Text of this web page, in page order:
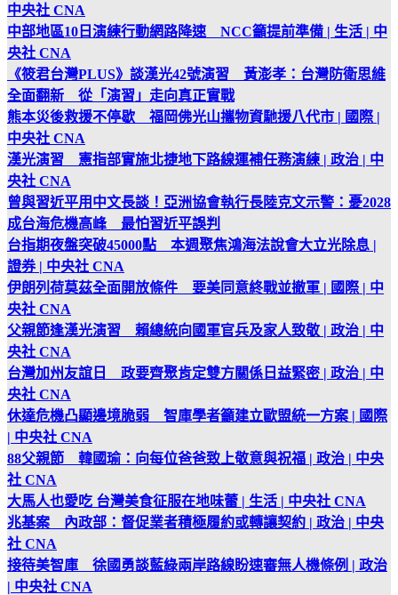
中央社 CNA
中部地區10日演練行動網路降速 NCC籲提前準備 | 生活 | 中
央社 CNA
《筱君台灣PLUS》談漢光42號演習 黃澎孝：台灣防衛思維
全面翻新 從「演習」走向真正實戰
熊本災後救援不停歇 福岡佛光山攜物資馳援八代市 | 國際 |
中央社 CNA
漢光演習 憲指部實施北捷地下路線運補任務演練 | 政治 | 中
央社 CNA
曾與習近平用中文長談！亞洲協會執行長陸克文示警：憂2028
成台海危機高峰 最怕習近平誤判
台指期夜盤突破45000點 本週聚焦鴻海法說會大立光除息 |
證券 | 中央社 CNA
伊朗列荷莫茲全面開放條件 要美同意終戰並撤軍 | 國際 | 中
央社 CNA
父親節逢漢光演習 賴總統向國軍官兵及家人致敬 | 政治 | 中
央社 CNA
台灣加州友誼日 政要齊聚肯定雙方關係日益緊密 | 政治 | 中
央社 CNA
休達危機凸顯邊境脆弱 智庫學者籲建立歐盟統一方案 | 國際
| 中央社 CNA
88父親節 韓國瑜：向每位爸爸致上敬意與祝福 | 政治 | 中央
社 CNA
大馬人也愛吃 台灣美食征服在地味蕾 | 生活 | 中央社 CNA
兆基案 內政部：督促業者積極履約或轉讓契約 | 政治 | 中央
社 CNA
接待美智庫 徐國勇談藍綠兩岸路線盼速審無人機條例 | 政治
| 中央社 CNA